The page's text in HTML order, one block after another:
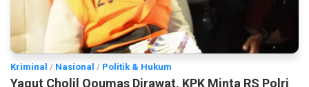
Kriminal / Nasional / Politik & Hukum
Yaqut Cholil Qoumas Dirawat, KPK Minta RS Polri